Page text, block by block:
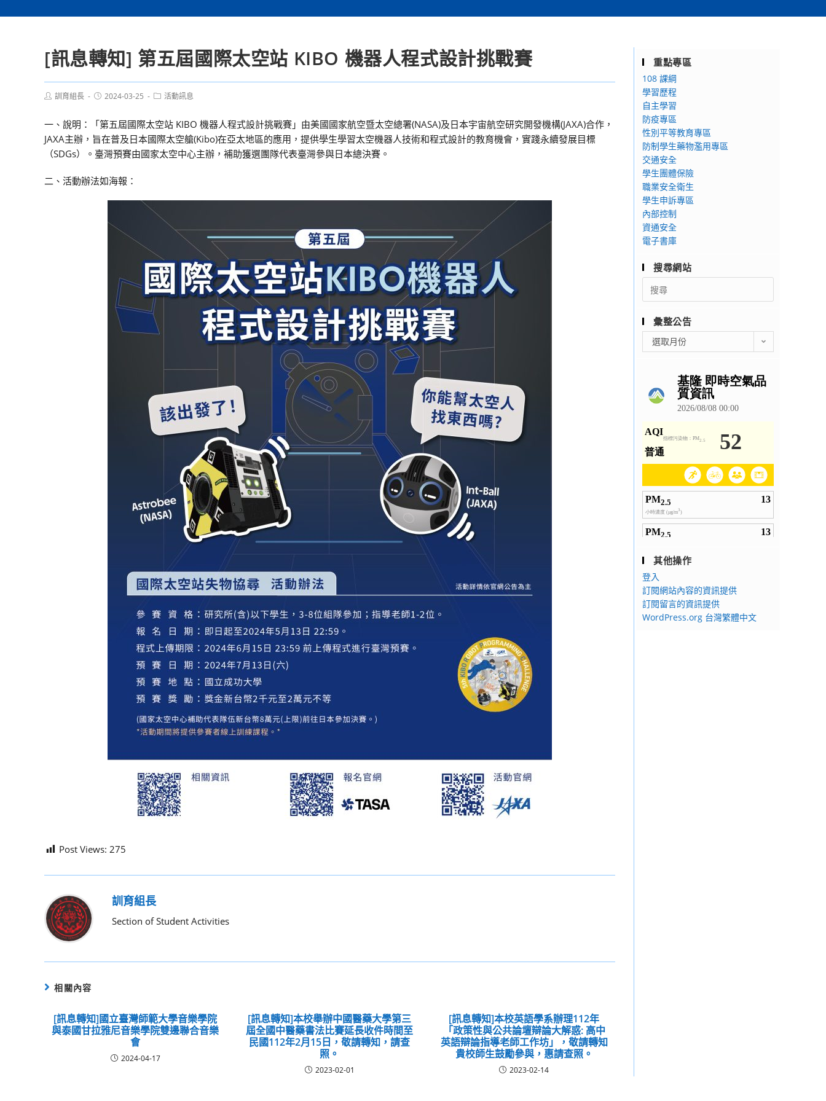
[訊息轉知] 第五屆國際太空站 KIBO 機器人程式設計挑戰賽
Post訓育組長
Post2024-03-25
Post活動訊息
一、說明：「第五屆國際太空站 KIBO 機器人程式設計挑戰賽」由美國國家航空暨太空總署(NASA)及日本宇宙航空研究開發機構(JAXA)合作，
JAXA主辦，旨在普及日本國際太空艙(Kibo)在亞太地區的應用，提供學生學習太空機器人技術和程式設計的教育機會，實踐永續發展目標
（SDGs）。臺灣預賽由國家太空中心主辦，補助獲選團隊代表臺灣參與日本總決賽。
二、活動辦法如海報：
Post Views: 275
訓育組長
Section of Student Activities
相關內容
[訊息轉知]國立臺灣師範大學音樂學院
與泰國甘拉雅尼音樂學院雙邊聯合音樂
會
2024-04-17
[訊息轉知]本校舉辦中國醫藥大學第三
屆全國中醫藥書法比賽延長收件時間至
民國112年2月15日，敬請轉知，請查
照。
2023-02-01
[訊息轉知]本校英語學系辦理112年
「政策性與公共論壇辯論大解惑: 高中
英語辯論指導老師工作坊」，敬請轉知
貴校師生鼓勵參與，惠請查照。
2023-02-14
重點專區
108 課綱
學習歷程
自主學習
防疫專區
性別平等教育專區
防制學生藥物濫用專區
交通安全
學生團體保險
職業安全衛生
學生申訴專區
內部控制
資通安全
電子書庫
搜尋網站
Search
for:
彙整公告
整
選取月份
其他操作
登入
訂閱網站內容的資訊提供
訂閱留言的資訊提供
WordPress.org 台灣繁體中文